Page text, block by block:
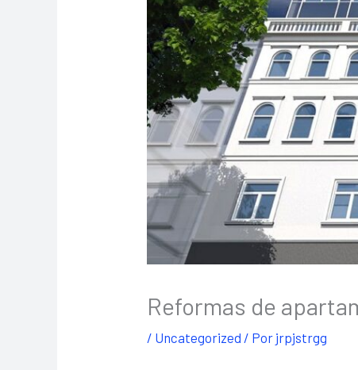
Reformas de
/ Uncategorized / Por jrpjstrgg